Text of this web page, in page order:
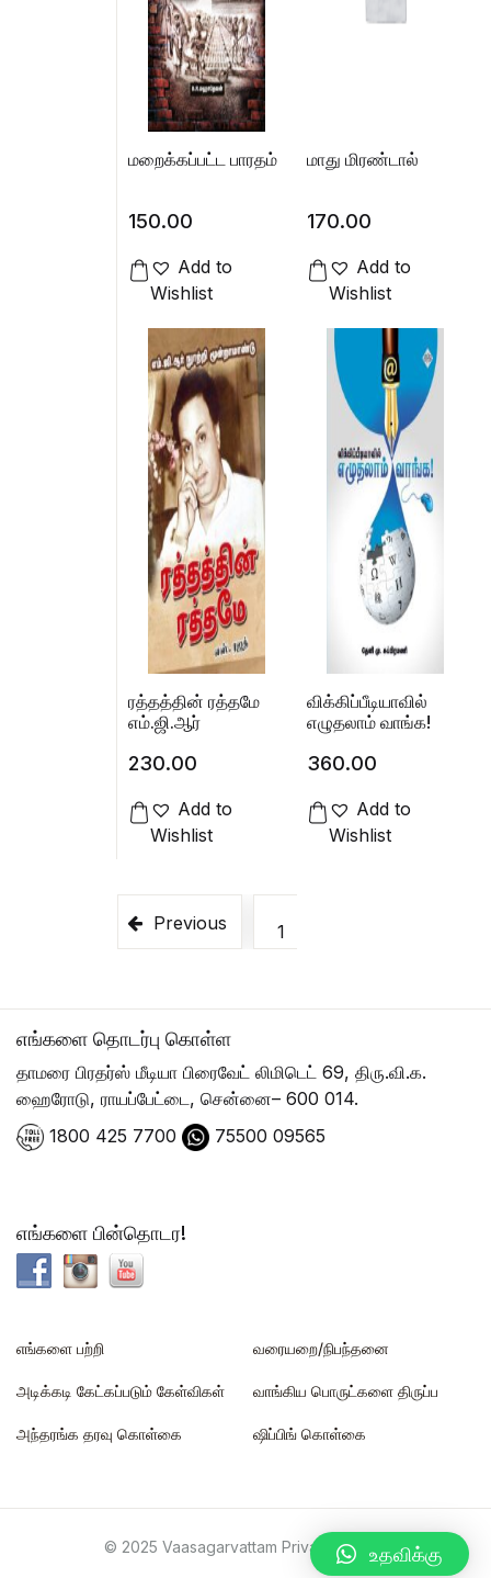
மறைக்கப்பட்ட பாரதம்
150.00
Add to
Wishlist
மாது மிரண்டால்
170.00
Add to
Wishlist
ரத்தத்தின் ரத்தமே
எம்.ஜி.ஆர்
230.00
Add to
Wishlist
விக்கிப்பீடியாவில்
எழுதலாம் வாங்க!
360.00
Add to
Wishlist
Previous 1
எங்களை தொடர்பு கொள்ள
தாமரை பிரதர்ஸ் மீடியா பிரைவேட் லிமிடெட் 69, திரு.வி.க.
ஹைரோடு, ராயப்பேட்டை, சென்னை– 600 014.
1800 425 7700
75500 09565
எங்களை பின்தொடர!
எங்களை பற்றி
அடிக்கடி கேட்கப்படும் கேள்விகள்
அந்தரங்க தரவு கொள்கை
வரையறை/நிபந்தனை
வாங்கிய பொருட்களை திருப்ப
ஷிப்பிங் கொள்கை
© 2025 Vaasagarvattam Private Limitedஉதவிக்கு